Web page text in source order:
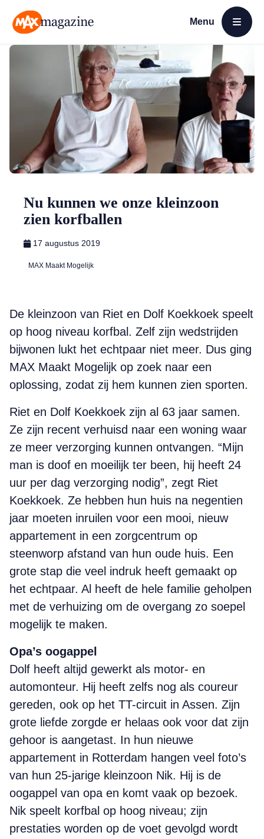
Menu
Open menu
Nu kunnen we onze kleinzoon
zien korfballen
17 augustus 2019
MAX Maakt Mogelijk
De kleinzoon van Riet en Dolf Koekkoek speelt
op hoog niveau korfbal. Zelf zijn wedstrijden
bijwonen lukt het echtpaar niet meer. Dus ging
MAX Maakt Mogelijk op zoek naar een
oplossing, zodat zij hem kunnen zien sporten.
Riet en Dolf Koekkoek zijn al 63 jaar samen.
Ze zijn recent verhuisd naar een woning waar
ze meer verzorging kunnen ontvangen. “Mijn
man is doof en moeilijk ter been, hij heeft 24
uur per dag verzorging nodig”, zegt Riet
Koekkoek. Ze hebben hun huis na negentien
jaar moeten inruilen voor een mooi, nieuw
appartement in een zorgcentrum op
steenworp afstand van hun oude huis. Een
grote stap die veel indruk heeft gemaakt op
het echtpaar. Al heeft de hele familie geholpen
met de verhuizing om de overgang zo soepel
mogelijk te maken.
Opa’s oogappel
Dolf heeft altijd gewerkt als motor- en
automonteur. Hij heeft zelfs nog als coureur
gereden, ook op het TT-circuit in Assen. Zijn
grote liefde zorgde er helaas ook voor dat zijn
gehoor is aangetast. In hun nieuwe
appartement in Rotterdam hangen veel foto’s
van hun 25-jarige kleinzoon Nik. Hij is de
oogappel van opa en komt vaak op bezoek.
Nik speelt korfbal op hoog niveau; zijn
prestaties worden op de voet gevolgd wordt